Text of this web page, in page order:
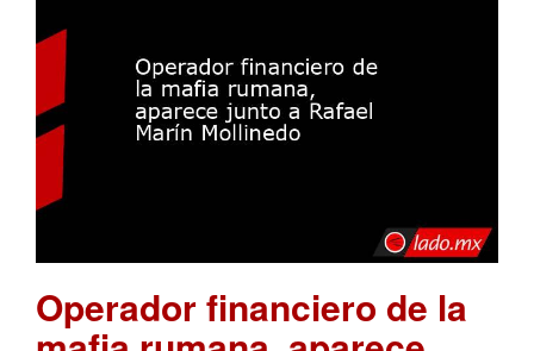
Operador financiero de la